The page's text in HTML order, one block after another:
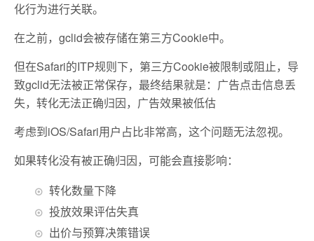
化行为进行关联。
在之前，gclid会被存储在第三方Cookie中。
但在Safari的ITP规则下，第三方Cookie被限制或阻止，导
致gclid无法被正常保存，最终结果就是： 广告点击信息丢
失， 转化无法正确归因， 广告效果被低估
考虑到iOS/Safari用户占比非常高，这个问题无法忽视。
如果转化没有被正确归因，可能会直接影响：
转化数量下降
投放效果评估失真
出价与预算决策错误